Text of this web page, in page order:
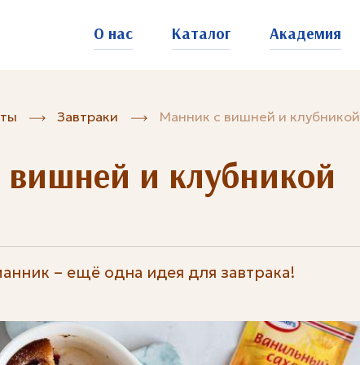
О нас Каталог Академия
Завтраки Манник с вишней и клубникой
и клубникой
– ещё одна идея для завтрака!